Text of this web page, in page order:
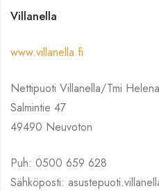
Villanella
www.villanella.fi
Nettipuoti Villanella/Tmi
Salmintie 47
49490 Neuvoton
Puh: 0500 659 628
Sähköposti: